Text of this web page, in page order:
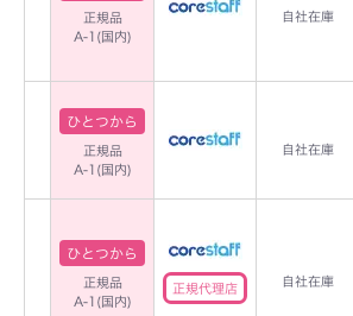
正規品
A-1(国内)
自社在庫
ひとつから
正規品
A-1(国内)
自社在庫
ひとつから
正規品
A-1(国内)
正規代理店 自社在庫